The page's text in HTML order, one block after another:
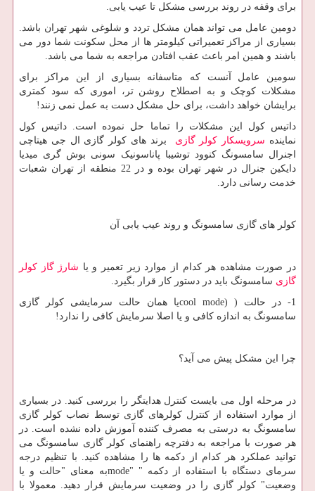
برای وقفه در روند بررسی مشکل تا عیب یابی.
دومین عامل می تواند همان مشکل تردد و شلوغی شهر تهران باشد.
بسیاری از مراکز تعمیراتی کیلومتر ها از محل سکونت شما دور می
باشند و همین امر باعث عقب افتادن مراجعه به شما می باشد.
سومین عامل آنست که متاسفانه بسیاری از این مراکز برای
مشکلات کوچک و به اصطلاح روشن تر، اموری که سود کمتری
برایشان خواهد داشت، برای حل مشکل دست به عمل نمی زنند!
داتیس کول این مشکلات را تماما حل نموده است. داتیس کول
نماینده سرویسکار کولر گازی برند های کولر گازی ال جی هیتاچی
اجنرال سامسونگ کنوود توشیبا پاناسونیک سونی بوش گری میدیا
دایکین جنرال در شهر تهران بوده و در 22 منطقه از تهران شعبات
خدمت رسانی دارد.
کولر های گازی سامسونگ و روند عیب یابی آن
در صورت مشاهده هر کدام از موارد زیر تعمیر و یا شارژ گاز کولر
گازی سامسونگ باید در دستور کار قرار بگیرد.
1- در حالت (
cool mode)یا همان حالت سرمایشی کولر گازی
سامسونگ به اندازه کافی و یا اصلا سرمایش کافی را ندارد!
چرا این مشکل پیش می آید؟
در مرحله اول می بایست کنترل هدایتگر را بررسی کنید. در بسیاری
از موارد استفاده از کنترل کولرهای گازی توسط نصاب کولر گازی
سامسونگ به درستی به مصرف کننده آموزش داده نشده است. در
هر صورت با مراجعه به دفترچه راهنمای کولر گازی سامسونگ می
توانید عملکرد هر کدام از دکمه ها را مشاهده کنید. با تنظیم درجه
سرمای دستگاه با استفاده از دکمه " mode"به معنای "حالت و یا
وضعیت" کولر گازی را در وضعیت سرمایش قرار دهید. معمولا با